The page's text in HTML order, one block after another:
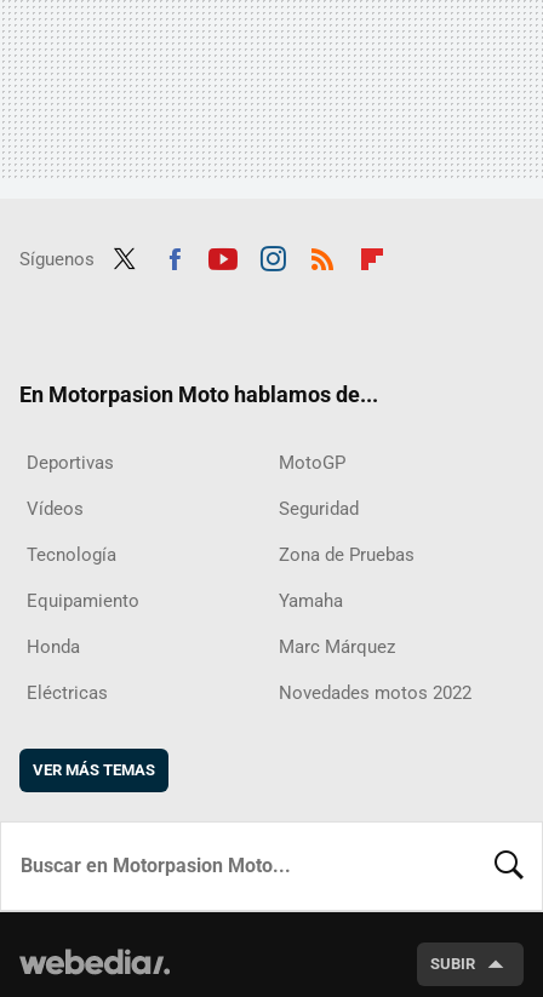
Síguenos
En Motorpasion Moto hablamos de...
Deportivas MotoGP
Vídeos Seguridad
Tecnología Zona de Pruebas
Equipamiento Yamaha
Honda Marc Márquez
Eléctricas Novedades motos 2022
VER MÁS TEMAS
SUBIR